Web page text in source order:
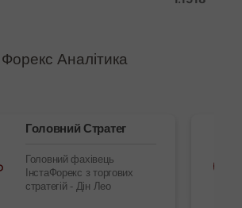
Форекс Аналітика
Головний Стратег
Головний фахівець
ІнстаФорекс з торгових
стратегій - Дін Лео